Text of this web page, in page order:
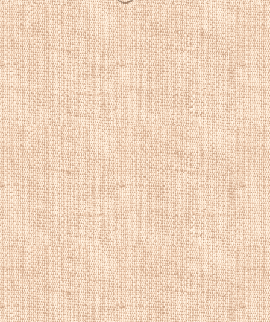
цветов и
миниатюриста.
Репродукции
купить